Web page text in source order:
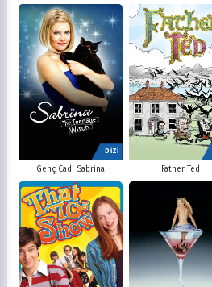
DİZİ
Genç Cadı Sabrina Father Ted